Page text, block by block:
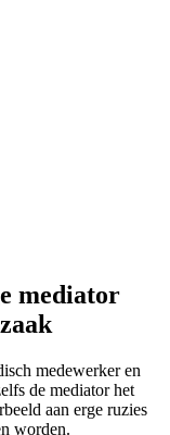
mediator
medewerker en
de mediator het
aan erge ruzies
worden.